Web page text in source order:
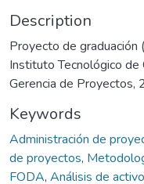
Description
Proyecto de graduación
Instituto Tecnológico de
Gerencia de Proyectos,
Keywords
Administración de
de proyectos,
FODA, Análisis de